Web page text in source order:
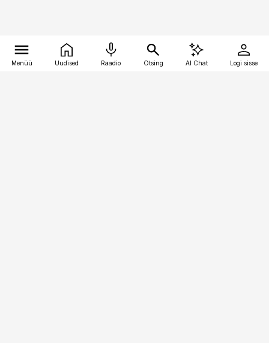
Menüü Uudised Raadio Otsing AI Chat Logi sisse